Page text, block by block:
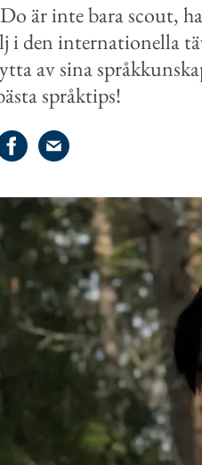
är inte bara scout,
i den internationella
av sina
språktips!
LinkedIn
på Facebook
Dela på e-post